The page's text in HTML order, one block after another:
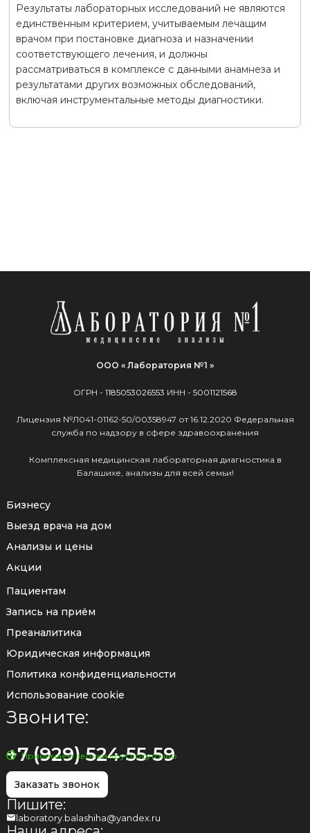
Результаты лабораторных исследований не являются
единственным критерием, учитываемым лечащим
врачом при постановке диагноза и назначении
соответствующего лечения, и должны
рассматриваться в комплексе с данными анамнеза и
результатами других возможных обследований,
включая инструментальные методы диагностики.
ООО « Лаборатория №1 »
ОГРН - 1185053026553 ИНН - 5001121568
Лицензия №Л041-01162-50/00358947 от 16.12.2020 Федеральная
служба по надзору в сфере здравоохранения
Комплексная медицинская лабораторная диагностика в
Балашихе, анализы для всей семьи!
Бизнесу
Выезд врача на дом
Анализы и цены
Акции
Пациентам
Запись на приём
Преаналитика
Юридическая информация
Политика конфиденциальности
Использование cookie
Звоните:
+7 (929) 524-55-59
Принимаем звонки круглосуточно
Заказать звонок
Пишите:
laboratory.balashiha@yandex.ru